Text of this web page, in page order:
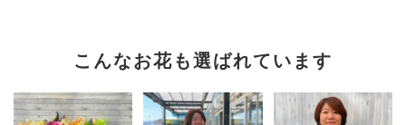
こんなお花も選ばれています